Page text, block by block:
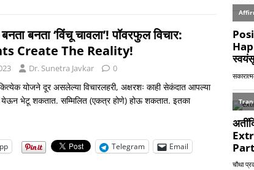
बनता ‘विंचू चावला’! पॉवरफुल विचार:
Create The Reality!
Dr. Sunetra Javkar 0
योजने दूर असलेल्या विचारलहरी, अक्षरशः काही सेकंदात आपल्या
येऊन भेटू शकतात. सम्मिलित (एकत्र होणे) होऊ शकतात. इतका
Telegram Email